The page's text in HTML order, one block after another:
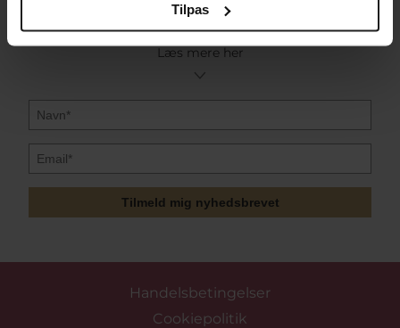
Tilpas
Følg med i vores nyhedsbrev
Læs mere her
Tilmeld mig nyhedsbrevet
Handelsbetingelser
Cookiepolitik